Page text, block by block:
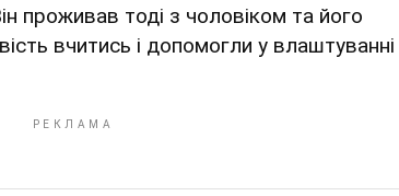
проживав тоді з чоловіком та його
вчитись і допомогли у влаштуванні